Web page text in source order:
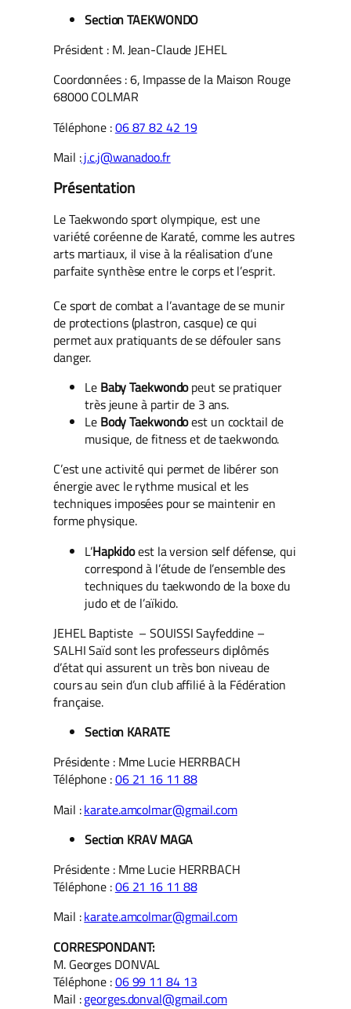
Section TAEKWONDO
Président : M. Jean-Claude JEHEL
Coordonnées : 6, Impasse de la Maison Rouge
68000 COLMAR
Téléphone :06 87 82 42 19
Mail :j.c.j@wanadoo.fr
Présentation
Le Taekwondo sport olympique, est une
variété coréenne de Karaté, comme les autres
arts martiaux, il vise à la réalisation d’une
parfaite synthèse entre le corps et l’esprit.
Ce sport de combat a l’avantage de se munir
de protections (plastron, casque) ce qui
permet aux pratiquants de se défouler sans
danger.
Le Baby Taekwondopeut se pratiquer
très jeune à partir de 3 ans.
Le Body Taekwondoest un cocktail de
musique, de fitness et de taekwondo.
C’est une activité qui permet de libérer son
énergie avec le rythme musical et les
techniques imposées pour se maintenir en
forme physique.
L’Hapkidoest la version self défense, qui
correspond à l’étude de l’ensemble des
techniques du taekwondo de la boxe du
judo et de l’aïkido.
JEHEL Baptiste – SOUISSI Sayfeddine –
SALHI Saïd sont les professeurs diplômés
d’état qui assurent un très bon niveau de
cours au sein d’un club affilié à la Fédération
française.
Section KARATE
Présidente : Mme Lucie HERRBACH
Téléphone :06 21 16 11 88
Mail :karate.amcolmar@gmail.com
Section KRAV MAGA
Présidente : Mme Lucie HERRBACH
Téléphone :06 21 16 11 88
Mail :karate.amcolmar@gmail.com
CORRESPONDANT:
M. Georges DONVAL
Téléphone :06 99 11 84 13
Mail :georges.donval@gmail.com